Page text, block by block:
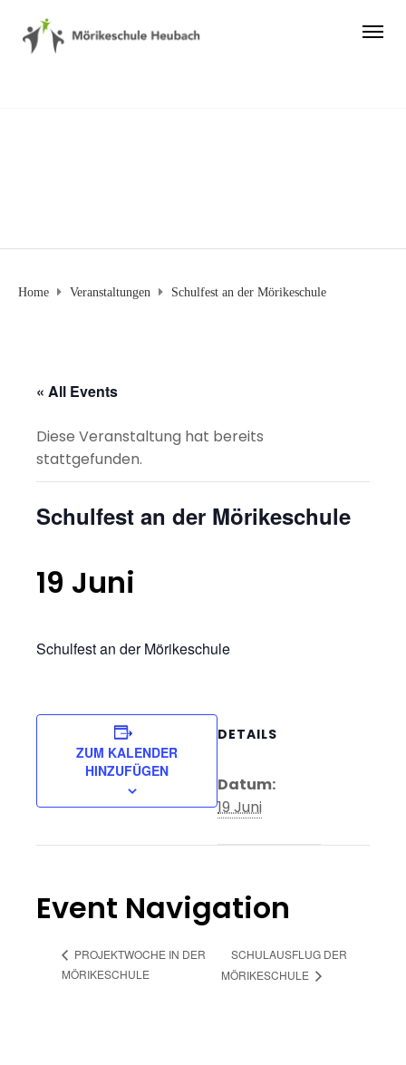
Home Veranstaltungen Schulfest an der Mörikeschule
« All Events
Diese Veranstaltung hat bereits
stattgefunden.
Schulfest an der Mörikeschule
19 Juni
Schulfest an der Mörikeschule
ZUM KALENDER
HINZUFÜGEN
DETAILS
Datum:
19 Juni
Event Navigation
PROJEKTWOCHE IN DER
MÖRIKESCHULE
SCHULAUSFLUG DER
MÖRIKESCHULE